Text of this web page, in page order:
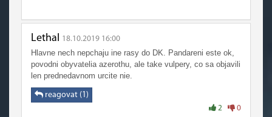
Lethal 18.10.2019 16:00
Hlavne nech nepchaju ine rasy do DK. Pandareni este ok,
povodni obyvatelia azerothu, ale take vulpery, co sa objavili
len prednedavnom urcite nie.
reagovat (1)
2 0